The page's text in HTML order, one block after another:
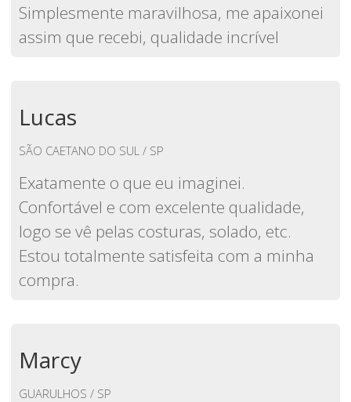
Simplesmente maravilhosa, me apaixonei
assim que recebi, qualidade incrível
Lucas
SÃO CAETANO DO SUL / SP
Exatamente o que eu imaginei.
Confortável e com excelente qualidade,
logo se vê pelas costuras, solado, etc.
Estou totalmente satisfeita com a minha
compra.
Marcy
GUARULHOS / SP